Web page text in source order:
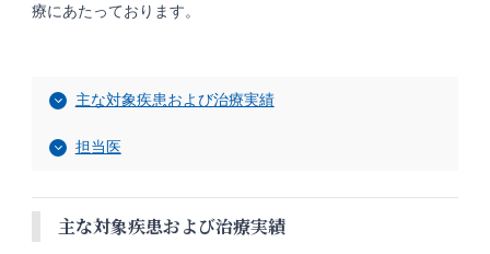
療にあたっております。
主な対象疾患および治療実績
担当医
主な対象疾患および治療実績